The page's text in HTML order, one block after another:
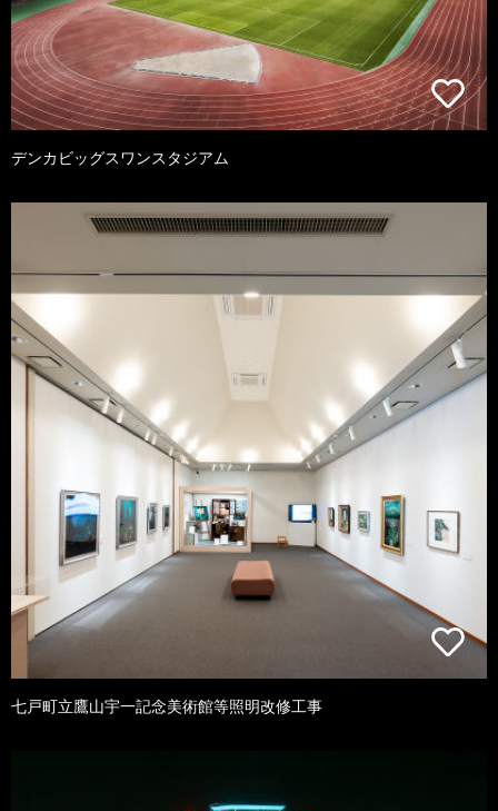
デンカビッグスワンスタジアム
七戸町立鷹山宇一記念美術館等照明改修工事